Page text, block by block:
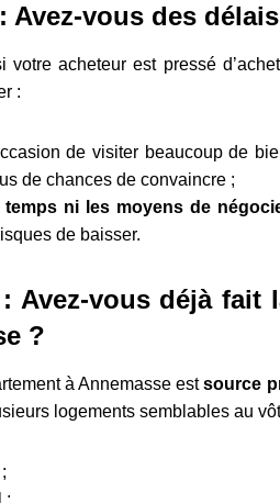
Avez-vous des
votre acheteur est pressé
:
de visiter beaucoup de
de chances de convaincre ;
temps ni les moyens de
de baisser.
Avez-vous déjà fait
?
à Annemasse estsource
logements semblables au
;